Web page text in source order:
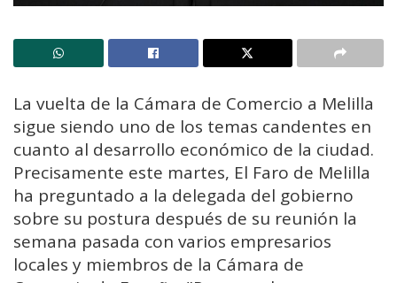
La vuelta de la Cámara de Comercio a Melilla
sigue siendo uno de los temas candentes en
cuanto al desarrollo económico de la ciudad.
Precisamente este martes, El Faro de Melilla
ha preguntado a la delegada del gobierno
sobre su postura después de su reunión la
semana pasada con varios empresarios
locales y miembros de la Cámara de